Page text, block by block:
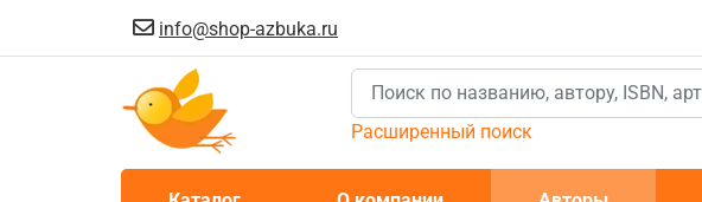
info@shop-azbuka.ru
Расширенный поиск